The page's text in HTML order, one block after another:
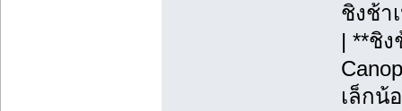
ชิงช้า
| **ชิง
เล็กน้